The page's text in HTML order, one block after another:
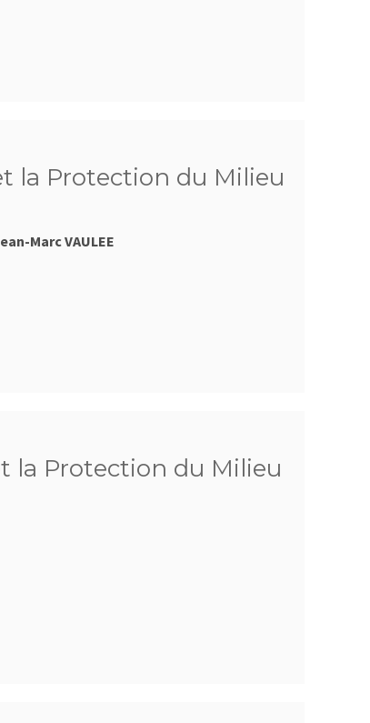
la Protection du Milieu
Marc VAULEE
la Protection du Milieu